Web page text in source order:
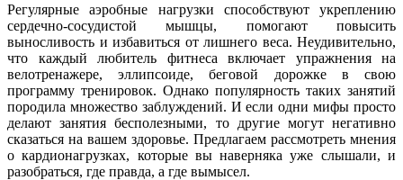
Регулярные аэробные нагрузки способствуют укреплению
сердечно-сосудистой мышцы, помогают повысить
выносливость и избавиться от лишнего веса. Неудивительно,
что каждый любитель фитнеса включает упражнения на
велотренажере, эллипсоиде, беговой дорожке в свою
программу тренировок. Однако популярность таких занятий
породила множество заблуждений. И если одни мифы просто
делают занятия бесполезными, то другие могут негативно
сказаться на вашем здоровье. Предлагаем рассмотреть мнения
о кардионагрузках, которые вы наверняка уже слышали, и
разобраться, где правда, а где вымысел.